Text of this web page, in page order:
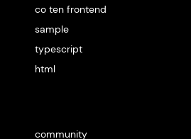
co ten frontend
sample
typescript
html
community